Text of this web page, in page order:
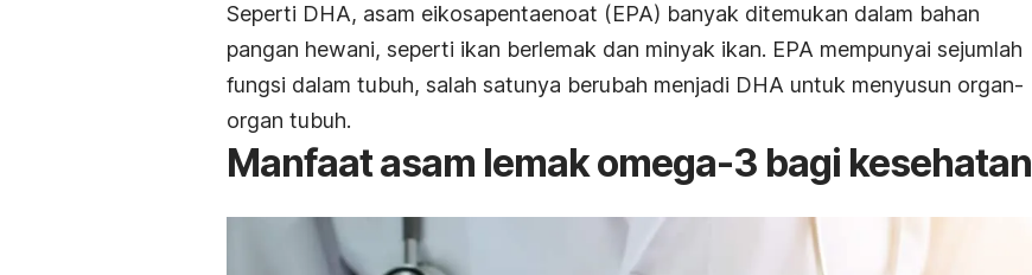
Seperti DHA, asam eikosapentaenoat (EPA) banyak ditemukan dalam bahan
pangan hewani, seperti ikan berlemak dan minyak ikan. EPA mempunyai sejumlah
fungsi dalam tubuh, salah satunya berubah menjadi DHA untuk menyusun organ-
organ tubuh.
Manfaat asam lemak omega-3 bagi kesehatan